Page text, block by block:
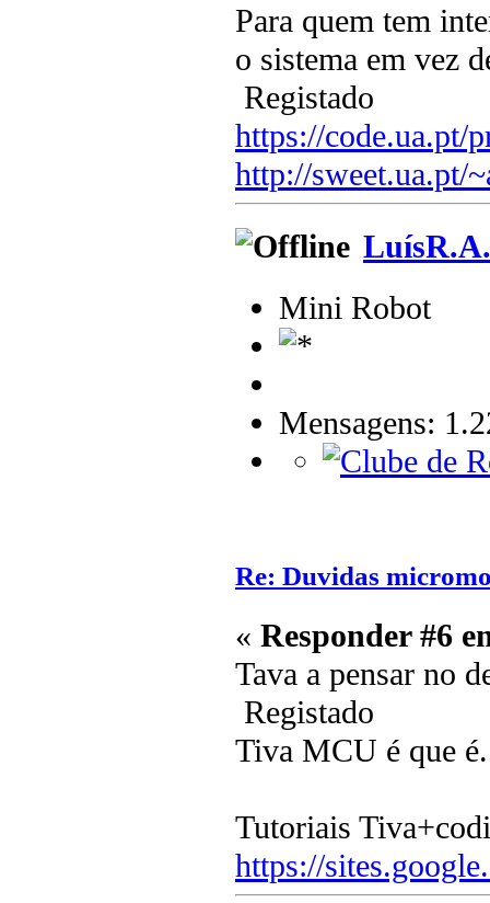
Para quem tem
o sistema em vez
Registado
https://code.ua.pt/
http://sweet.ua.pt/
LuísR.A.
Mini Robot
Mensagens:
Re: Duvidas
« Responder #6
Tava a pensar no
Registado
Tiva MCU é que é.
Tutoriais
https://